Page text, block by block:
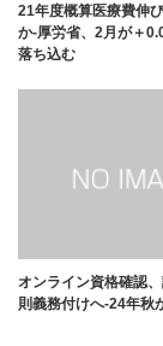
21年度概算医療費伸
か-厚労省、2月が＋
落ち込む
オンライン資格確認
則義務付けへ-24年秋